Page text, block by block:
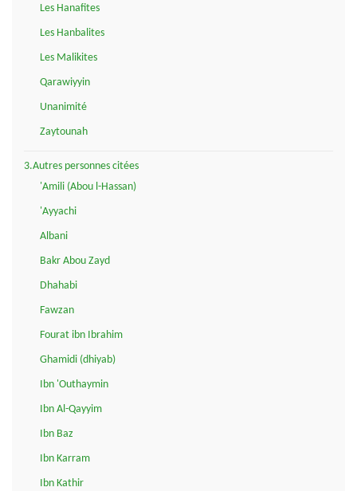
Les Hanafites
Les Hanbalites
Les Malikites
Qarawiyyin
Unanimité
Zaytounah
3.Autres personnes citées
'Amili (Abou l-Hassan)
'Ayyachi
Albani
Bakr Abou Zayd
Dhahabi
Fawzan
Fourat ibn Ibrahim
Ghamidi (dhiyab)
Ibn 'Outhaymin
Ibn Al-Qayyim
Ibn Baz
Ibn Karram
Ibn Kathir